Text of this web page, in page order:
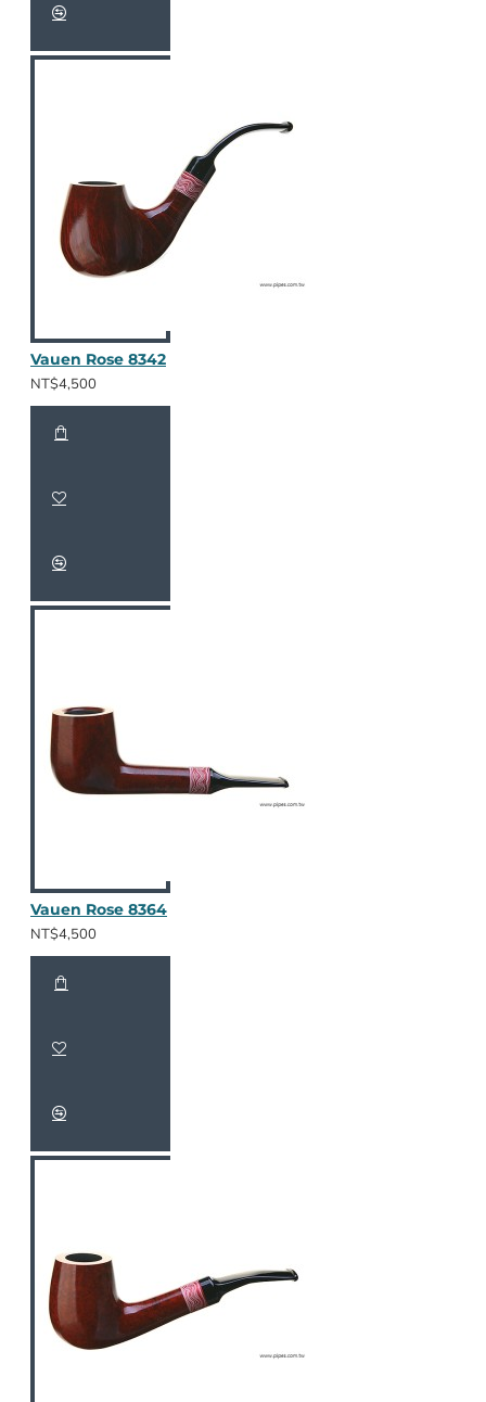
Vauen Rose 8342
NT$4,500
Vauen Rose 8364
NT$4,500